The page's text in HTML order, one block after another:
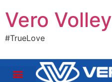
Vero Volley
#TrueLove